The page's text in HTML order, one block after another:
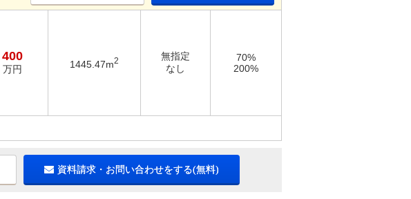
400
万円 1445.47m2
無指定
なし
70%
200%
資料請求・お問い合わせをする(無料)